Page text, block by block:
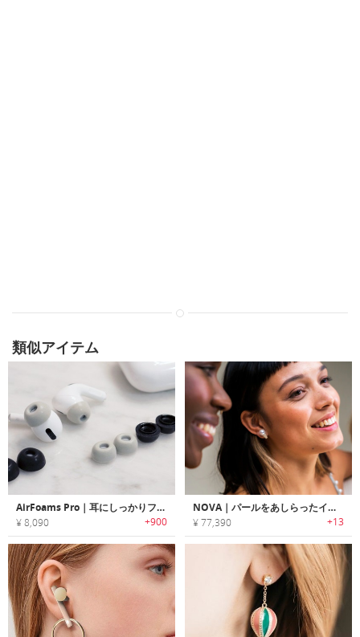
類似アイテム
AirFoams Pro｜耳にしっかりフィットするAirPods Pro用メモリフォーム「エアフォームPro」
¥ 8,090 +900
NOVA｜パールをあしらったイヤリングデザインイヤホン「ノヴァ」
¥ 77,390 +13